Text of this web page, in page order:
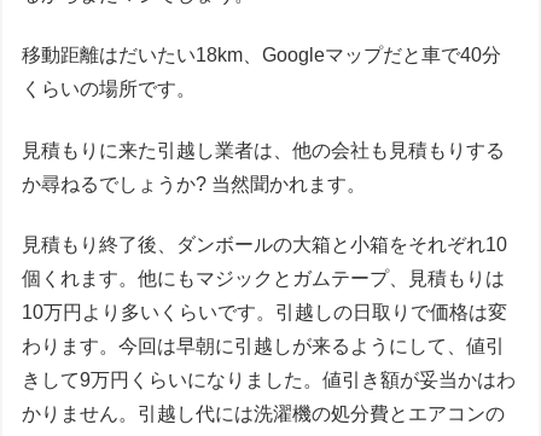
移動距離はだいたい18km、Googleマップだと車で40分
くらいの場所です。
見積もりに来た引越し業者は、他の会社も見積もりする
か尋ねるでしょうか? 当然聞かれます。
見積もり終了後、ダンボールの大箱と小箱をそれぞれ10
個くれます。他にもマジックとガムテープ、見積もりは
10万円より多いくらいです。引越しの日取りで価格は変
わります。今回は早朝に引越しが来るようにして、値引
きして9万円くらいになりました。値引き額が妥当かはわ
かりません。引越し代には洗濯機の処分費とエアコンの